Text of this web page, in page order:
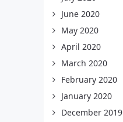
June 2020
May 2020
April 2020
March 2020
February 2020
January 2020
December 2019